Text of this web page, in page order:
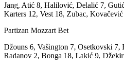
Jang, Atić 8, Halilović, Delalić 7,
Karters 12, Vest 18, Zubac,
Partizan Mozzart Bet
Džouns 6, Vašington 7, Osetkovski 7,
Radanov 2, Bonga 18, Lakić 9,